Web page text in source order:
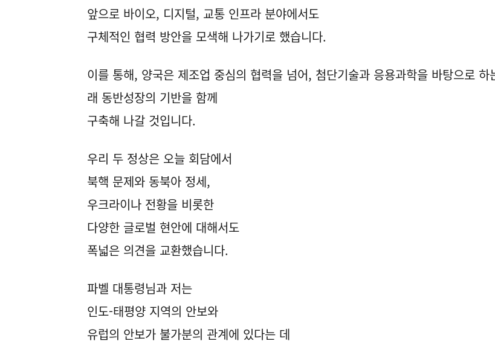
앞으로 바이오, 디지털, 교통 인프라 분야에서도
구체적인 협력 방안을 모색해 나가기로 했습니다.
이를 통해, 양국은 제조업 중심의 협력을 넘어, 첨단기술과 응용과학을 바탕으로 하
래 동반성장의 기반을 함께
구축해 나갈 것입니다.
우리 두 정상은 오늘 회담에서
북핵 문제와 동북아 정세,
우크라이나 전황을 비롯한
다양한 글로벌 현안에 대해서도
폭넓은 의견을 교환했습니다.
파벨 대통령님과 저는
인도-태평양 지역의 안보와
유럽의 안보가 불가분의 관계에 있다는 데